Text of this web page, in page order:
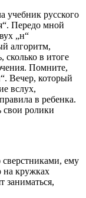
учебник русского
Передо мной
„н“
алгоритм,
сколько в итоге
Помните,
Вечер, который
вслух,
в ребенка.
свои ролики
сверстниками, ему
на кружках
заниматься,